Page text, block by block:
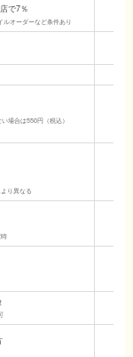
で7％
ルオーダーなど条件あり
場合は550円（税込）
り異なる